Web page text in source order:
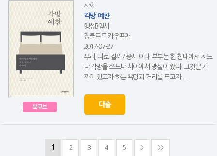
북큐브
사회
각방 예찬
행성B잎새
장클로드 카우프만
2017-07-27
우리, 따로 잘까? 중세 이래 부부는 한 침대에서 자느
냐 각방을 쓰느냐 사이에서 망설여 왔다. 그것은 가
까이 있고자 하는 욕망과 거리를 두고자 ...
대출
1 2 3 4 5 > >>